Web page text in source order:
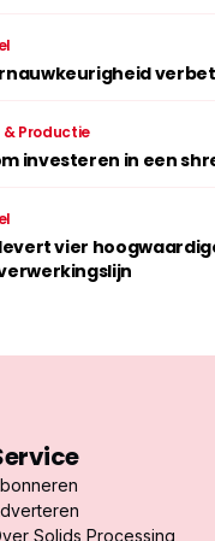
& Productie
investeren in een
vier
Solids Processing